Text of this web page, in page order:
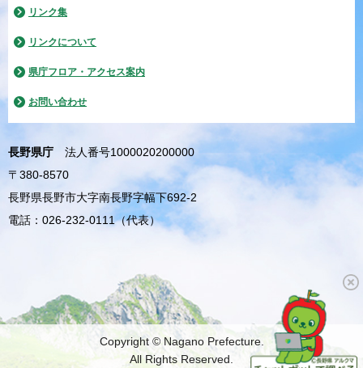
リンク集
リンクについて
県庁フロア・アクセス案内
お問い合わせ
長野県庁
法人番号1000020200000
〒380-8570
長野県長野市大字南長野字幅下692-2
電話：026-232-0111（代表）
Copyright © Nagano Prefecture.
All Rights Reserved.